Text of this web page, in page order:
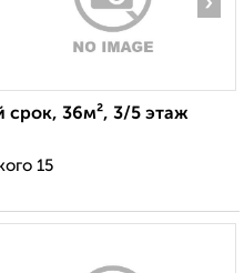
срок, 36м², 3/5 этаж
15